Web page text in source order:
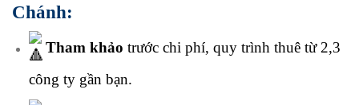
Chánh:
Tham khảo trước chi phí, quy trình thuê từ 2,3
công ty gần bạn.